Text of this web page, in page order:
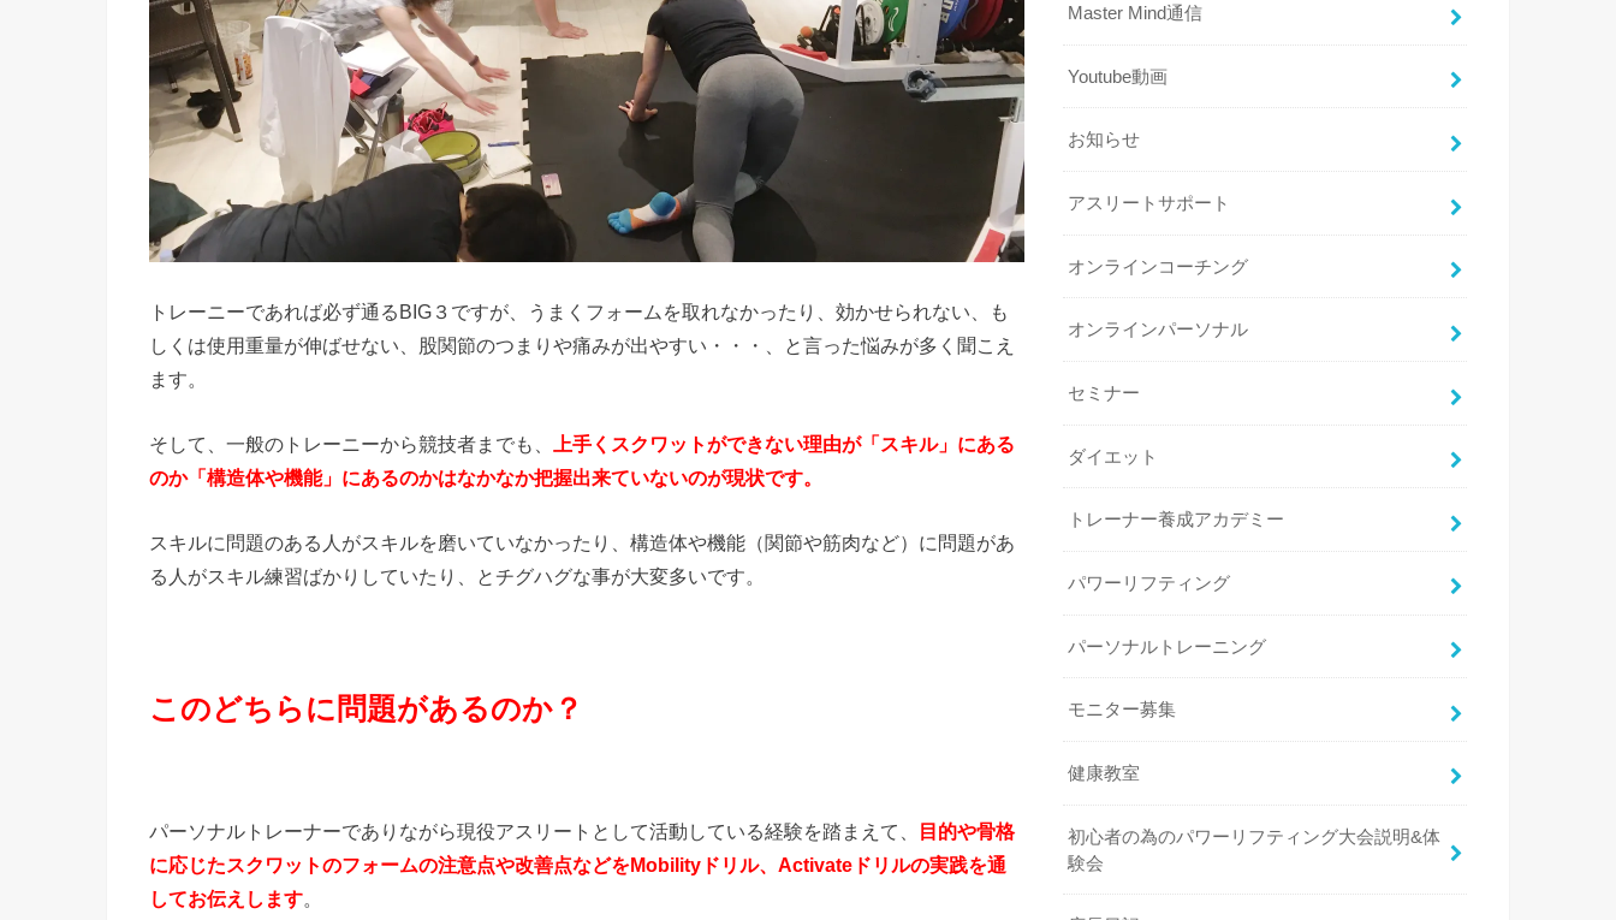
トレーニーであれば必ず通るBIG３ですが、うまくフォームを取れなかったり、効かせられない、も
しくは使用重量が伸ばせない、股関節のつまりや痛みが出やすい・・・、と言った悩みが多く聞こえ
ます。
そして、一般のトレーニーから競技者までも、
上手くスクワットができない理由が「スキル」にある
のか「構造体や機能」にあるのかはなかなか把握出来ていないのが現状です。
スキルに問題のある人がスキルを磨いていなかったり、構造体や機能（関節や筋肉など）に問題があ
る人がスキル練習ばかりしていたり、とチグハグな事が大変多いです。
このどちらに問題があるのか？
パーソナルトレーナーでありながら現役アスリートとして活動している経験を踏まえて、
目的や骨格
に応じたスクワットのフォームの注意点や改善点などをMobilityドリル、Activateドリルの実践を通
してお伝えします。
Master Mind通信
Youtube動画
お知らせ
アスリートサポート
オンラインコーチング
オンラインパーソナル
セミナー
ダイエット
トレーナー養成アカデミー
パワーリフティング
パーソナルトレーニング
モニター募集
健康教室
初心者の為のパワーリフティング大会説明&体
験会